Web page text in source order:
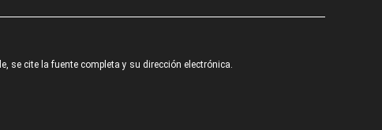
se cite la fuente completa y su dirección electrónica.